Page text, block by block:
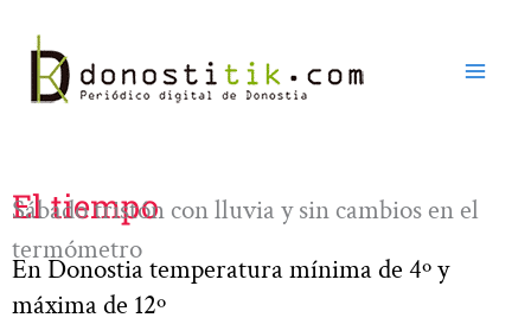
contenido
El tiempo
Sábado tristón con lluvia y sin cambios en el
termómetro
En Donostia temperatura mínima de 4º y
máxima de 12º